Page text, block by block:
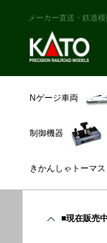
メーカー直送・鉄道
Nゲージ車両
制御機器
きかんしゃトーマ
■現在販売